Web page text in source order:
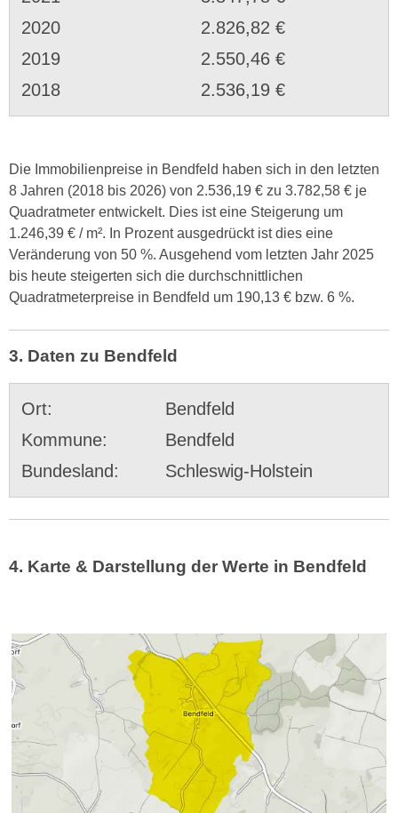
2020
2.826,82 €
2019
2.550,46 €
2018
2.536,19 €
Die Immobilienpreise in Bendfeld haben sich in den letzten
8 Jahren (2018 bis 2026) von 2.536,19 € zu 3.782,58 € je
Quadratmeter entwickelt. Dies ist eine Steigerung um
1.246,39 € / m². In Prozent ausgedrückt ist dies eine
Veränderung von 50 %. Ausgehend vom letzten Jahr 2025
bis heute steigerten sich die durchschnittlichen
Quadratmeterpreise in Bendfeld um 190,13 € bzw. 6 %.
3. Daten zu Bendfeld
Ort:
Bendfeld
Kommune:
Bendfeld
Bundesland:
Schleswig-Holstein
4. Karte & Darstellung der Werte in Bendfeld